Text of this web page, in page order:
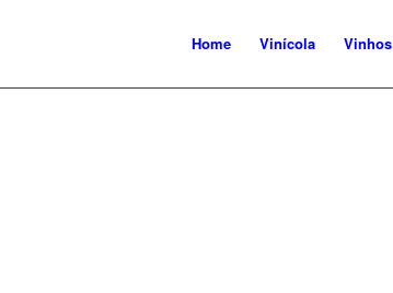
Home Vinícola Vinhos